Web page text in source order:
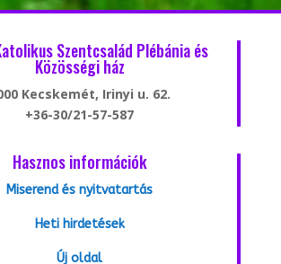
Szentcsalád Plébánia és
Közösségi ház
Kecskemét, Irinyi u. 62.
+36-30/21-57-587
Hasznos információk
Miserend és nyitvatartás
Heti hirdetések
Új oldal